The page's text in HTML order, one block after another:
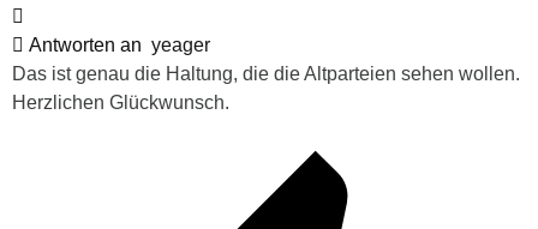
Antworten an yeager
Das ist genau die Haltung, die die Altparteien sehen wollen.
Herzlichen Glückwunsch.